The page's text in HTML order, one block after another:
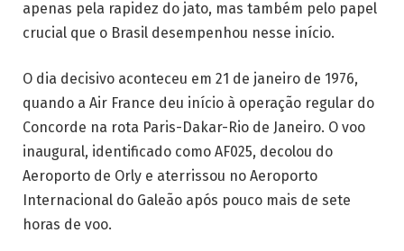
apenas pela rapidez do jato, mas também pelo papel
crucial que o Brasil desempenhou nesse início.
O dia decisivo aconteceu em 21 de janeiro de 1976,
quando a Air France deu início à operação regular do
Concorde na rota Paris-Dakar-Rio de Janeiro. O voo
inaugural, identificado como AF025, decolou do
Aeroporto de Orly e aterrissou no Aeroporto
Internacional do Galeão após pouco mais de sete
horas de voo.